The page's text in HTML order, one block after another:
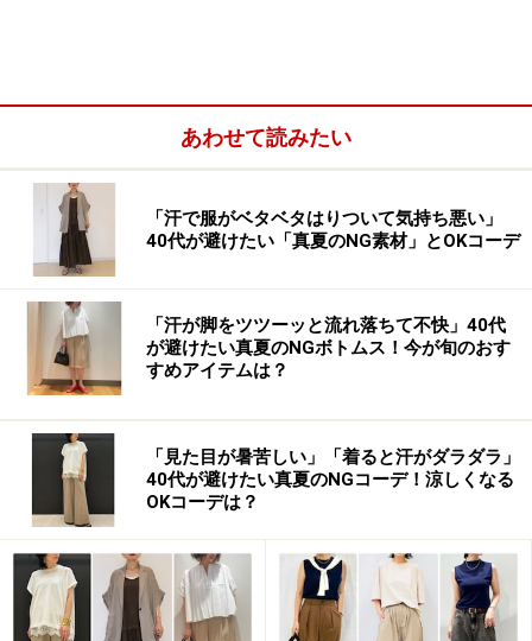
んな「スマートアンクルパンツ」を取り入れたお仕事コ
ーデをご紹介します。
1. セットアップのジャケットと合わせてス
ーツ風に
あわせて読みたい
「汗で服がベタベタはりついて気持ち悪い」
40代が避けたい「真夏のNG素材」とOKコーデ
「汗が脚をツツーッと流れ落ちて不快」40代
が避けたい真夏のNGボトムス！今が旬のおす
すめアイテムは？
「見た目が暑苦しい」「着ると汗がダラダラ」
40代が避けたい真夏のNGコーデ！涼しくなる
OKコーデは？